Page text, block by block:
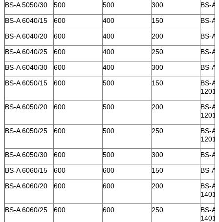
BS-A 5050/30
500 500 300
BS-A
BS-A 6040/15
600 400 150
BS-A
BS-A 6040/20
600 400 200
BS-A
BS-A 6040/25
600 400 250
BS-A
BS-A 6040/30
600 400 300
BS-A
BS-A 6050/15
600 500 150
BS-A
BS-A 6050/20
600 500 200
BS-A
BS-A 6050/25
600 500 250
BS-A
BS-A 6050/30
600 500 300
BS-A
BS-A 6060/15
600 600 150
BS-A
BS-A 6060/20
600 600 200
BS-A
BS-A 6060/25
600 600 250
BS-A